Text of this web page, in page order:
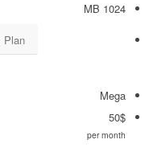
1024 MB
Plan
Mega
50$
per month